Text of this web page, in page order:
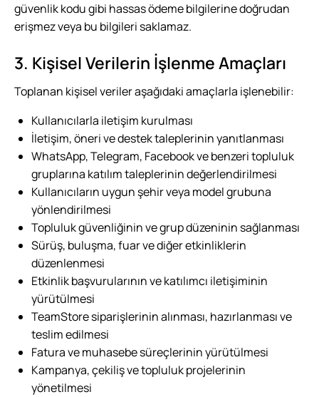
güvenlik kodu gibi hassas ödeme bilgilerine doğrudan
erişmez veya bu bilgileri saklamaz.
3. Kişisel Verilerin İşlenme Amaçları
Toplanan kişisel veriler aşağıdaki amaçlarla işlenebilir:
Kullanıcılarla iletişim kurulması
İletişim, öneri ve destek taleplerinin yanıtlanması
WhatsApp, Telegram, Facebook ve benzeri topluluk
gruplarına katılım taleplerinin değerlendirilmesi
Kullanıcıların uygun şehir veya model grubuna
yönlendirilmesi
Topluluk güvenliğinin ve grup düzeninin sağlanması
Sürüş, buluşma, fuar ve diğer etkinliklerin
düzenlenmesi
Etkinlik başvurularının ve katılımcı iletişiminin
yürütülmesi
TeamStore siparişlerinin alınması, hazırlanması ve
teslim edilmesi
Fatura ve muhasebe süreçlerinin yürütülmesi
Kampanya, çekiliş ve topluluk projelerinin
yönetilmesi